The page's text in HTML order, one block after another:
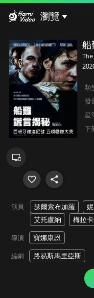
瀏覽
船
類
發
星
下
演員 瑟爾索布加羅
艾托盧納
梅拉
導演 寶娜康恩
編劇 路易斯馬里亞斯